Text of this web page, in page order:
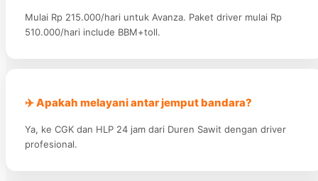
Mulai Rp 215.000/hari untuk Avanza. Paket driver mulai Rp
510.000/hari include BBM+toll.
✈️ Apakah melayani antar jemput bandara?
Ya, ke CGK dan HLP 24 jam dari Duren Sawit dengan driver
profesional.